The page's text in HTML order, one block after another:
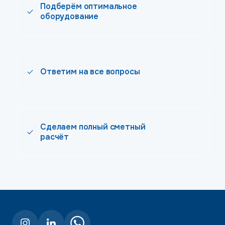
Подберём оптимальное
оборудование
Ответим на все вопросы
Сделаем полный сметный
расчёт